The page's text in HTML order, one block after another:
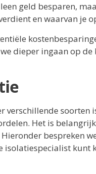
geld besparen,
en waarvan je
dieper ingaan op
verschillende
Het is
bespreken
isolatiespecialist kunt